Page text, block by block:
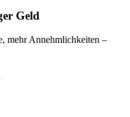
Geld
mehr Annehmlichkeiten –